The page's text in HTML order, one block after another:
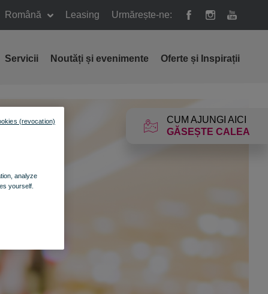
Română Leasing Urmărește-ne:
CUM AJUNGI AICI
GĂSEȘTE CALEA
Servicii Noutăți și evenimente Oferte și Inspirații
analyze
yourself.
(revocation)